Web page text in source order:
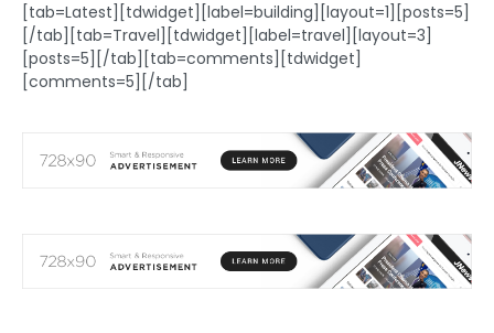
[tab=Latest][tdwidget][label=building][layout=1][posts=5]
[/tab][tab=Travel][tdwidget][label=travel][layout=3]
[posts=5][/tab][tab=comments][tdwidget]
[comments=5][/tab]